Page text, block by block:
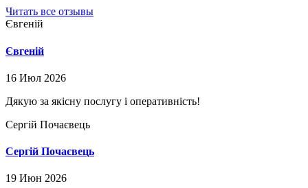
Читать все отзывы
Євгеній
Євгеній
16 Июл 2026
Дякую за якісну послугу і оперативність!
Сергій Почаєвець
Сергій Почаєвець
19 Июн 2026